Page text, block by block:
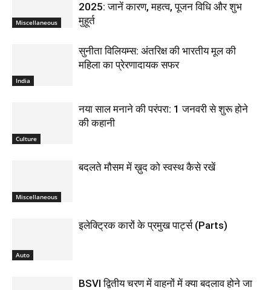
Miscellaneous
2025: जानें कारण, महत्व, पूजन विधि और शुभ
मुहूर्त
India
सुनीता विलियम्स: अंतरिक्ष की भारतीय मूल की
महिला का प्रेरणादायक सफर
Culture
नया साल मनाने की परंपरा: 1 जनवरी से शुरू होने
की कहानी
Miscellaneous
बदलते मौसम में ख़ुद को स्वस्थ कैसे रखें
Auto
इलेक्ट्रिक कारों के प्रमुख पार्ट्स (Parts)
BSVI द्वितीय चरण में वाहनों में क्या बदलाव होने जा